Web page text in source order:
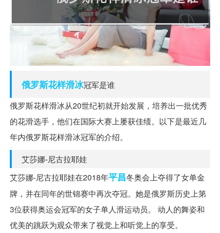
俄罗斯花样滑冰冠军是谁
俄罗斯花样滑冰从20世纪初就开始发展，培养出一批优秀
的花滑选手，他们在国际大赛上屡获佳绩。以下是最近几
年内俄罗斯花样滑冰冠军的介绍。
艾莎娜-尼古拉耶娃
艾莎娜-尼古拉耶娃在2018年平昌冬奥会上夺得了女单金
牌，并在同年的世锦赛中再次夺冠。她是俄罗斯历史上第
3位获得奥运会冠军的女子单人滑运动员。 动人的舞姿和
优美的跳跃为观众带来了视觉上和听觉上的享受。